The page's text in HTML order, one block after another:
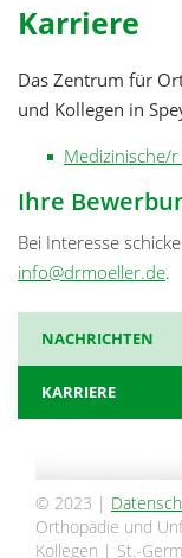
Karriere
Das Zentrum für
und Kollegen in
Medizinische/
Ihre
Bei Interesse
info@drmoeller.de.
NACHRICHTEN
KARRIERE
© 2023 |
Orthopädie und
Kollegen | St.-